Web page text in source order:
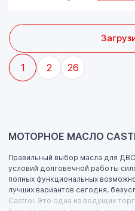
1 2 26
МОТОРНОЕ МАСЛО
Правильный выбор масла для
условий долговечной работы
полных функциональных
лучших вариантов сегодня,
Castrol. Это одна из ведущих